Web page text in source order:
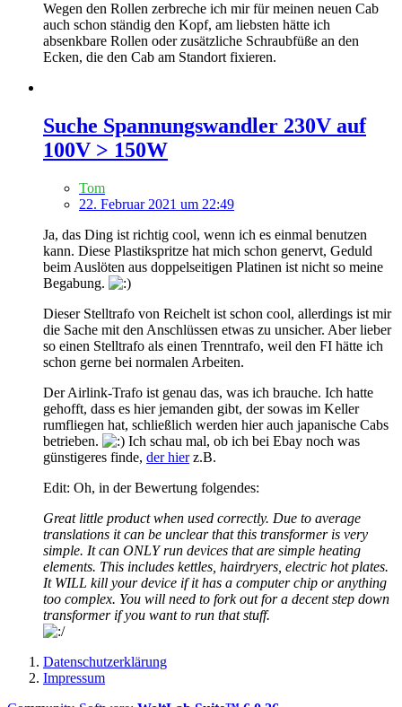
Wegen den Rollen zerbreche ich mir für meinen neuen Cab
auch schon ständig den Kopf, am liebsten hätte ich
absenkbare Rollen oder zusätzliche Schraubfüße an den
Ecken, die den Cab am Standort fixieren.
Suche Spannungswandler 230V auf
100V > 150W
Tom
22. Februar 2021 um 22:49
Ja, das Ding ist richtig cool, wenn ich es einmal benutzen
kann. Diese Plastikspritze hat mich schon genervt, Geduld
beim Auslöten aus doppelseitigen Platinen ist nicht so meine
Begabung.
Dieser Stelltrafo von Reichelt ist schon cool, allerdings ist mir
die Sache mit den Anschlüssen etwas zu unsicher. Aber lieber
so einen Stelltrafo als einen Trenntrafo, weil den FI hätte ich
schon gerne bei normalen Arbeiten.
Der Airlink-Trafo ist genau das, was ich brauche. Ich hatte
gehofft, dass es hier jemanden gibt, der sowas im Keller
rumfliegen hat, schließlich werden hier auch japanische Cabs
betrieben.
Ich schau mal, ob ich bei Ebay noch was
günstigeres finde, der hierz.B.
Edit: Oh, in der Bewertung folgendes:
Great little product when used correctly. Due to average
translations it can be unclear that this transformer is very
simple. It can ONLY run devices that are simple heating
elements. This includes kettles, hairdryers, electric hot plates.
It WILL kill your device if it has a computer chip or anything
too complex. You will need to fork out for a decent step down
transformer if you want to run that stuff.
Datenschutzerklärung
Impressum